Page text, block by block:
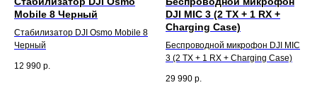
Mobile 8 Черный
Стабилизатор DJI Osmo Mobile 8
Черный
12 990 р.
DJI MIC 3 (2 TX + 1 RX +
Charging Case)
Беспроводной микрофон DJI MIC
3 (2 TX + 1 RX + Charging Case)
29 990 р.